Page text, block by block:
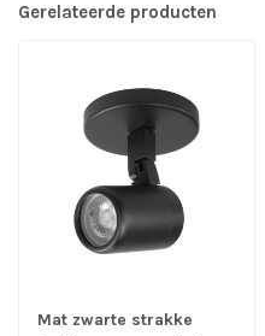
Gerelateerde producten
Mat zwarte strakke